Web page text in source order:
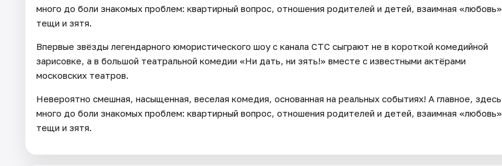
много до боли знакомых проблем: квартирный вопрос, отношения родителей и детей, взаимная «любовь»
тещи и зятя.
Впервые звёзды легендарного юмористического шоу с канала СТС сыграют не в короткой комедийной
зарисовке, а в большой театральной комедии «Ни дать, ни зять!» вместе с известными актёрами
московских театров.
Невероятно смешная, насыщенная, веселая комедия, основанная на реальных событиях! А главное, здесь
много до боли знакомых проблем: квартирный вопрос, отношения родителей и детей, взаимная «любовь»
тещи и зятя.